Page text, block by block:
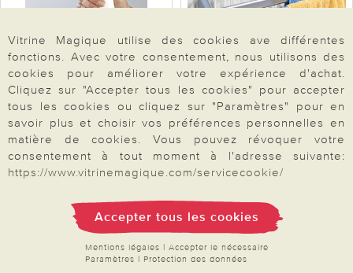
Wenko
Répulsif araignées Wenko
9,99(19,98 / 1l)
Voir l’article
Séchoir pour radiateur, 2
rangées
19,99
Voir l’article
Vitrine Magique utilise des cookies ave différentes
fonctions. Avec votre consentement, nous utilisons des
cookies pour améliorer votre expérience d'achat.
Cliquez sur "Accepter tous les cookies" pour accepter
tous les cookies ou cliquez sur "Paramètres" pour en
savoir plus et choisir vos préférences personnelles en
matière de cookies. Vous pouvez révoquer votre
consentement à tout moment à l'adresse suivante:
https://www.vitrinemagique.com/servicecookie/
Accepter tous les cookies
Mentions légales | Accepter le nécessaire
Paramètres | Protection des données